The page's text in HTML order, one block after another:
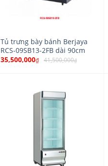
Tủ trưng bày bánh Berjaya
RCS-09SB13-2FB dài 90cm
35,500,000₫ 41,500,000₫